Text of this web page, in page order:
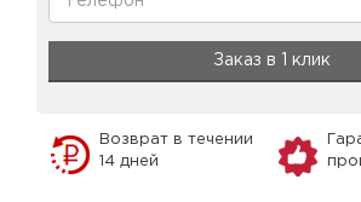
Заказ в 1 клик
Возврат в течении
14 дней